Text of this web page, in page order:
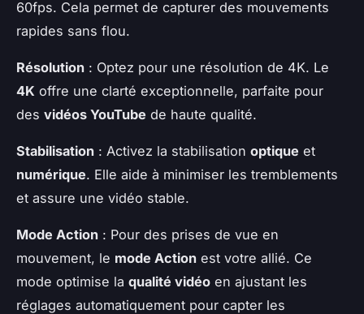
60fps. Cela permet de capturer des mouvements
rapides sans flou.
Résolution : Optez pour une résolution de 4K. Le
4K offre une clarté exceptionnelle, parfaite pour
des vidéos YouTube de haute qualité.
Stabilisation : Activez la stabilisation optique et
numérique. Elle aide à minimiser les tremblements
et assure une vidéo stable.
Mode Action : Pour des prises de vue en
mouvement, le mode Action est votre allié. Ce
mode optimise la qualité vidéo en ajustant les
réglages automatiquement pour capter les